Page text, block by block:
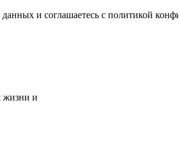
и соглашаетесь c политикой
жизни и